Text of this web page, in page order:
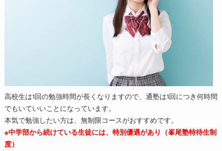
高校生は1回の勉強時間が長くなりますので、通塾は1回につき何時間
でもいていいことになっています。
本気で勉強したい方は、無制限コースがおすすめです。
※中学部から続けている生徒には、特別優遇があり（峯尾塾特待生制
度）